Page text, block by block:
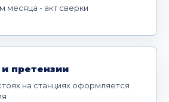
месяца - акт сверки
претензии
на станциях оформляется